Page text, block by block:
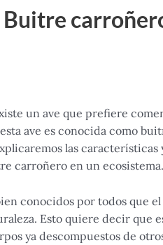
Buitre
un ave que prefiere
ave es conocida como
las
carroñero en un ecosistema.
conocidos por todos que
Esto quiere decir que
ya descompuestos de